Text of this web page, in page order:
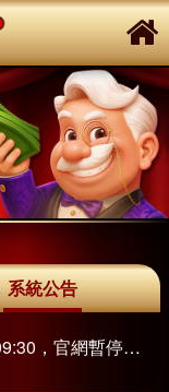
系統公告
，官網暫停服務